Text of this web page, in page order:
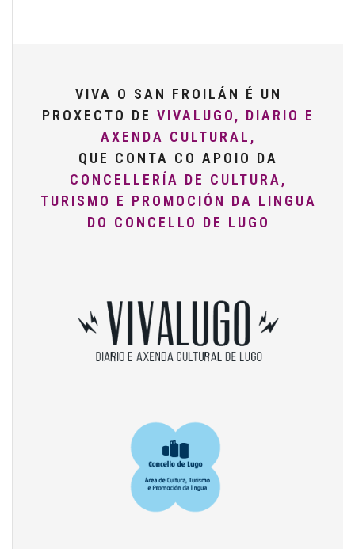
VIVA O SAN FROILÁN É UN
PROXECTO DE VIVALUGO, DIARIO E
AXENDA CULTURAL,
QUE CONTA CO APOIO DA
CONCELLERÍA DE CULTURA,
TURISMO E PROMOCIÓN DA LINGUA
DO CONCELLO DE LUGO